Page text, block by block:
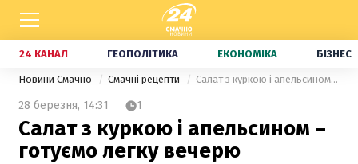
24 КАНАЛ ГЕОПОЛІТИКА ЕКОНОМІКА БІЗНЕС
Новини Смачно Смачні рецепти Салат з куркою і апельсином – готуємо легку вечерю
28 березня, 14:31 1
Салат з куркою і апельсином –
готуємо легку вечерю